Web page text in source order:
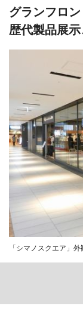
グランフロ
歴代製品展
「シマノスクエア」外